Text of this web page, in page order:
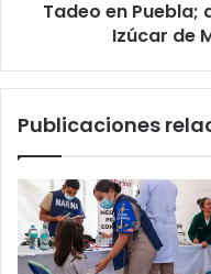
Tadeo en Puebla;
Izúcar de
Publicaciones